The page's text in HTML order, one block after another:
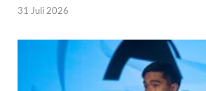
31 Juli 2026